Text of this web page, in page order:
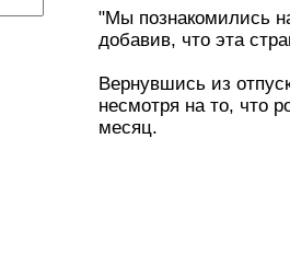
"Мы познакомились
добавив, что эта
Вернувшись из
несмотря на то, что
месяц.